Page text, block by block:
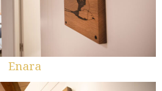
Enara